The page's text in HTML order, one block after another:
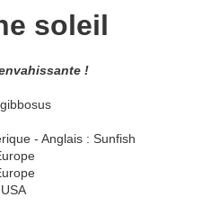
soleil
!
- Anglais : Sunfish